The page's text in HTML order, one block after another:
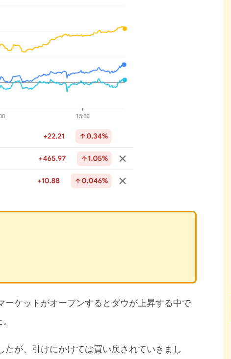
ケットがオープンするとダウが上昇する中で
が、引けにかけては買い戻されていきまし